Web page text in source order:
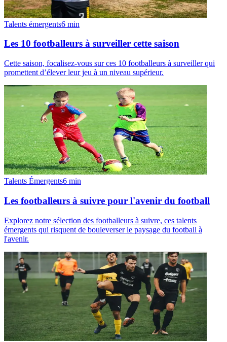
Talents émergents6 min
Les 10 footballeurs à surveiller cette saison
Cette saison, focalisez-vous sur ces 10 footballeurs à surveiller qui
promettent d’élever leur jeu à un niveau supérieur.
Talents Émergents6 min
Les footballeurs à suivre pour l'avenir du football
Explorez notre sélection des footballeurs à suivre, ces talents
émergents qui risquent de bouleverser le paysage du football à
l'avenir.